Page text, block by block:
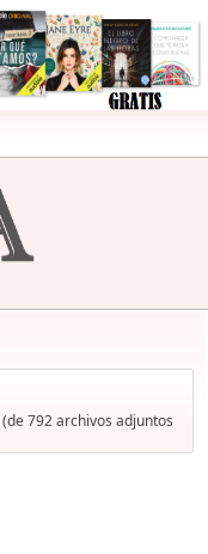
(de 792 archivos adjuntos